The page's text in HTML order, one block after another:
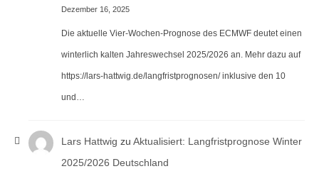
Dezember 16, 2025
Die aktuelle Vier-Wochen-Prognose des ECMWF deutet einen
winterlich kalten Jahreswechsel 2025/2026 an. Mehr dazu auf
https://lars-hattwig.de/langfristprognosen/ inklusive den 10
und…
Lars Hattwig zu Aktualisiert: Langfristprognose Winter
2025/2026 Deutschland